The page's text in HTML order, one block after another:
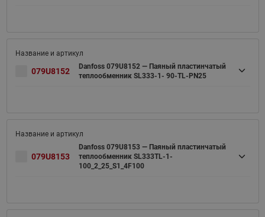
079U8152
Danfoss 079U8152 — Паяный пластинчатый
теплообменник SL333-1- 90-TL-PN25
079U8153
Danfoss 079U8153 — Паяный пластинчатый
теплообменник SL333TL-1-
100_2_25_S1_4F100